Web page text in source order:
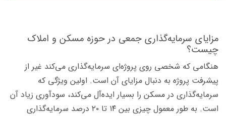
مزایای سرمایه‌گذاری جمعی در حوزه مسکن و املاک
چیست؟
هنگامی که شخصی روی پروژه‌ای سرمایه‌گذاری می‌کند غیر از
پیشرفت پروژه به دنبال مزایای آن است. اولین ویژگی که
سرمایه‌گذاری در مسکن را بسیار ایده‌آل می‌کند، سودآوری زیاد آن
است. به طور معمول چیزی بین ۱۴ تا ۲۰ درصد سرمایه‌گذاری